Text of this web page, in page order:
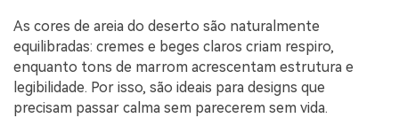
As cores de areia do deserto são naturalmente
equilibradas: cremes e beges claros criam respiro,
enquanto tons de marrom acrescentam estrutura e
legibilidade. Por isso, são ideais para designs que
precisam passar calma sem parecerem sem vida.